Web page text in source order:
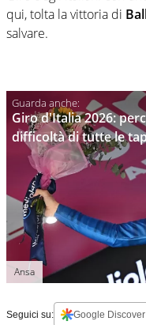
qui, tolta la vittoria di
salvare.
Giro d'Italia 2026:
difficoltà di tutte le
Ansa
Seguici su: Google Discover